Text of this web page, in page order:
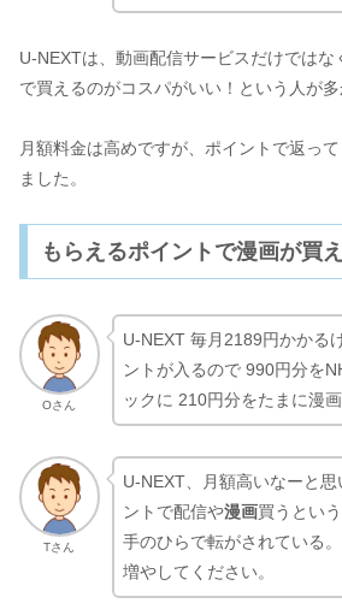
U-NEXTは、動画配信サービスだけではな
で買えるのがコスパがいい！という人が多
月額料金は高めですが、ポイントで返っ
ました。
もらえるポイントで漫画が買
Oさん
U-NEXT 毎月2189円かかる
ントが入るので 990円分を
ックに 210円分をたまに漫
Tさん
U-NEXT、月額高いなーと
ントで配信や漫画買うとい
手のひらで転がされている
増やしてください。